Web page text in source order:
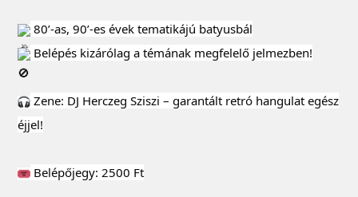
80’-as, 90’-es évek tematikájú batyusbál
Belépés kizárólag a témának megfelelő jelmezben!
Zene: DJ Herczeg Sziszi – garantált retró hangulat egész
éjjel!
Belépőjegy: 2500 Ft